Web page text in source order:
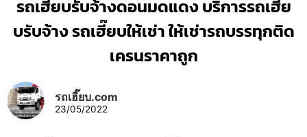
รถเฮี๊ยบรับจ้างดอนมดแดง บริการรถเฮี๊ย
บรับจ้าง รถเฮี๊ยบให้เช่า ให้เช่ารถบรรทุกติด
เครนราคาถูก
รถเฮี๊ยบ.com
23/05/2022